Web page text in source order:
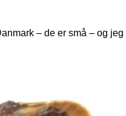
– de er små – og